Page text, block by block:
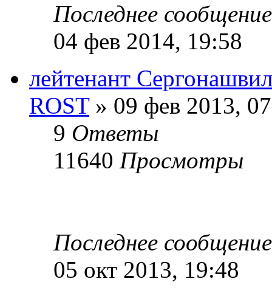
Последнее
04 фев 2014, 19:58
лейтенант
ROST» 09 фев 2013,
9 Ответы
11640 Просмотры
Последнее
05 окт 2013, 19:48